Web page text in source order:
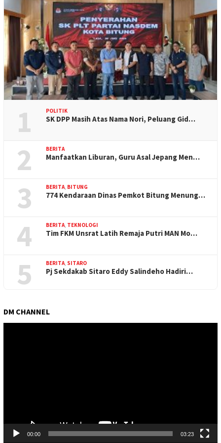
1 POLITIK
SK DPP Masih Atas Nama Nori, Peluang Gid…
2 BERITA
Manfaatkan Liburan, Guru Asal Jepang Men…
3 BERITA, BITUNG
774 Kendaraan Dinas Pemkot Bitung Menung…
4 BERITA, TEKNOLOGI
Tim FKM Unsrat Latih Remaja Putri MAN Mo…
5 BERITA, SITARO
Pj Sekdakab Sitaro Eddy Salindeho Hadiri…
DM CHANNEL
00:00 03:23